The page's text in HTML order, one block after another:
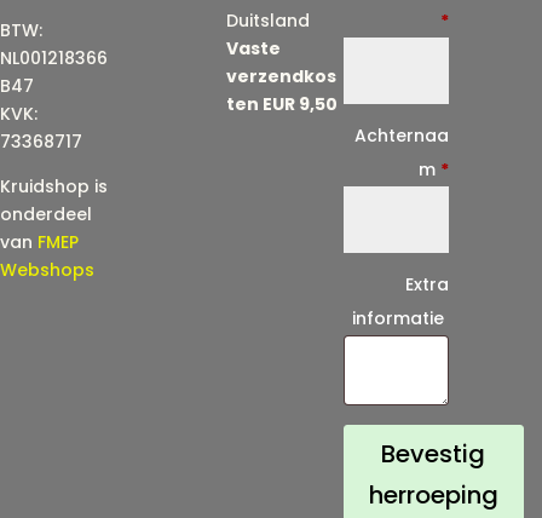
BTW:
NL001218366
B47
KVK:
73368717
Kruidshop is
onderdeel
van FMEP
Webshops
Duitsland
Vaste
verzendkos
ten EUR 9,50
l
)
*
Achternaa
m *
Extra
informatie
Bevestig
herroeping